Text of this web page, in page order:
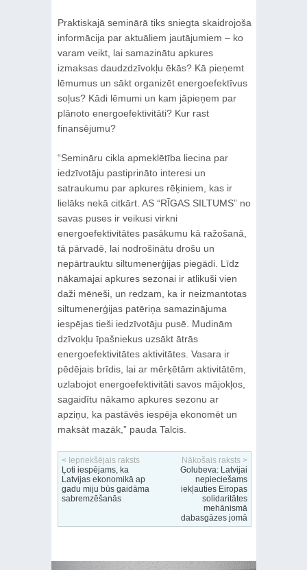
Praktiskajā seminārā tiks sniegta skaidrojoša
informācija par aktuāliem jautājumiem – ko
varam veikt, lai samazinātu apkures
izmaksas daudzdzīvokļu ēkās? Kā pieņemt
lēmumus un sākt organizēt energoefektīvus
soļus? Kādi lēmumi un kam jāpieņem par
plānoto energoefektivitāti? Kur rast
finansējumu?
“Semināru cikla apmeklētība liecina par
iedzīvotāju pastiprināto interesi un
satraukumu par apkures rēķiniem, kas ir
lielāks nekā citkārt. AS “RĪGAS SILTUMS” no
savas puses ir veikusi virkni
energoefektivitātes pasākumu kā ražošanā,
tā pārvadē, lai nodrošinātu drošu un
nepārtrauktu siltumenerģijas piegādi. Līdz
nākamajai apkures sezonai ir atlikuši vien
daži mēneši, un redzam, ka ir neizmantotas
siltumenerģijas patēriņa samazinājuma
iespējas tieši iedzīvotāju pusē. Mudinām
dzīvokļu īpašniekus uzsākt ātrās
energoefektivitātes aktivitātes. Vasara ir
pēdējais brīdis, lai ar mērķētām aktivitātēm,
uzlabojot energoefektivitāti savos mājokļos,
sagaidītu nākamo apkures sezonu ar
apziņu, ka pastāvēs iespēja ekonomēt un
maksāt mazāk,” pauda Talcis.
< Iepriekšējais raksts
Ļoti iespējams, ka
Latvijas ekonomikā ap
gadu miju būs gaidāma
sabremzēšanās
Nākošais raksts >
Golubeva: Latvijai
nepieciešams
iekļauties Eiropas
solidaritātes
mehānismā
dabasgāzes jomā